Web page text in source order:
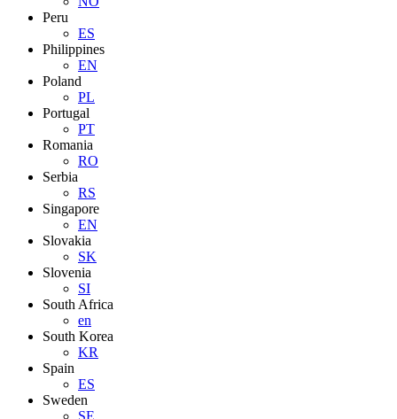
Peru
ES
Philippines
EN
Poland
PL
Portugal
PT
Romania
RO
Serbia
RS
Singapore
EN
Slovakia
SK
Slovenia
SI
South Africa
en
South Korea
KR
Spain
ES
Sweden
SE